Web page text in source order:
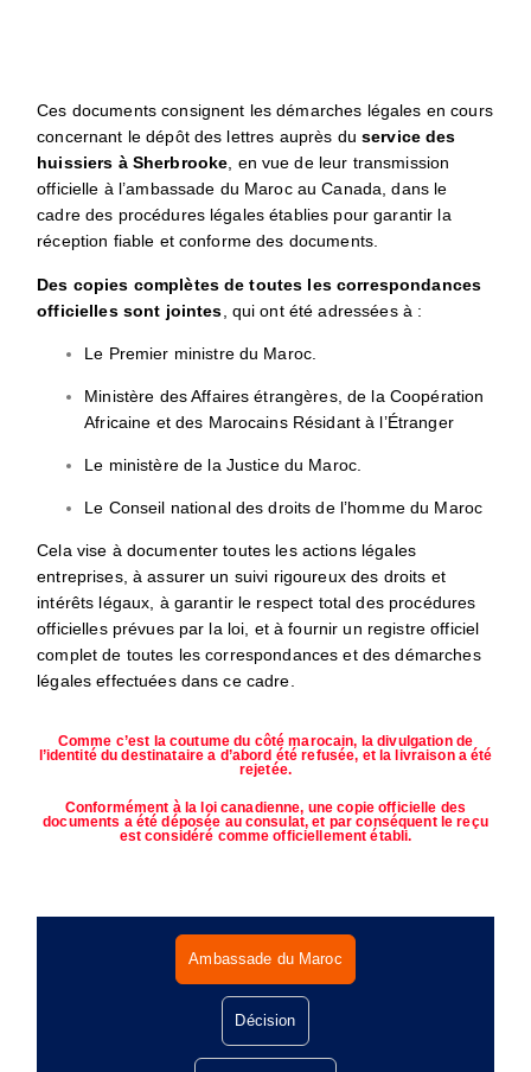
Ces documents consignent les démarches légales en cours
concernant le dépôt des lettres auprès duservice des
huissiers à Sherbrooke, en vue de leur transmission
officielle à l’ambassade du Maroc au Canada, dans le
cadre des procédures légales établies pour garantir la
réception fiable et conforme des documents.
Des copies complètes de toutes les correspondances
officielles sont jointes , qui ont été adressées à :
Le Premier ministre du Maroc.
Ministère des Affaires étrangères, de la Coopération
Africaine et des Marocains Résidant à l’Étranger
Le ministère de la Justice du Maroc.
Le Conseil national des droits de l’homme du Maroc
Cela vise à documenter toutes les actions légales
entreprises, à assurer un suivi rigoureux des droits et
intérêts légaux, à garantir le respect total des procédures
officielles prévues par la loi, et à fournir un registre officiel
complet de toutes les correspondances et des démarches
légales effectuées dans ce cadre.
Comme c’est la coutume du côté marocain, la divulgation de
l’identité du destinataire a d’abord été refusée, et la livraison a été
rejetée.
Conformément à la loi canadienne, une copie officielle des
documents a été déposée au consulat, et par conséquent le reçu
est considéré comme officiellement établi.
Ambassade du Maroc
Décision